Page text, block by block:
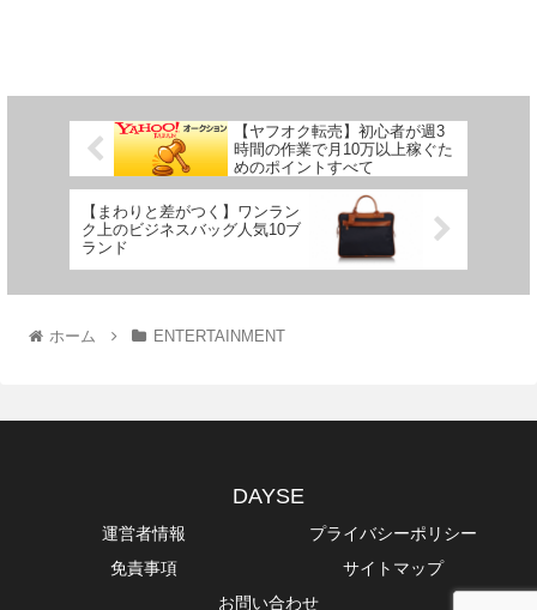
【ヤフオク転売】初心者が週3
時間の作業で月10万以上稼ぐた
めのポイントすべて
【まわりと差がつく】ワンラン
ク上のビジネスバッグ人気10ブ
ランド
ホーム ENTERTAINMENT
DAYSE
運営者情報
プライバシーポリシー
免責事項
サイトマップ
お問い合わせ